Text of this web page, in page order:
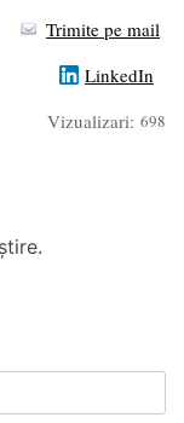
Trimite pe mail
LinkedIn
Vizualizari: 698